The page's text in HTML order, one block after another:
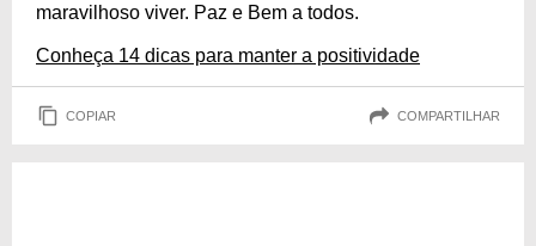
maravilhoso viver. Paz e Bem a todos.
Conheça 14 dicas para manter a positividade
COPIAR COMPARTILHAR